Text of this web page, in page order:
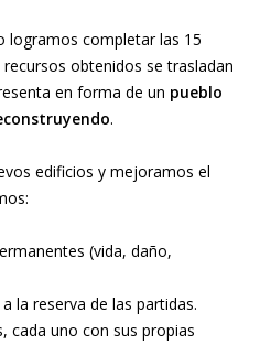
logramos completar las 15
obtenidos se trasladan
en forma de un pueblo
.
edificios y mejoramos el
(vida, daño,
la reserva de las partidas.
cada uno con sus propias